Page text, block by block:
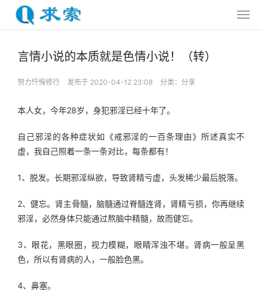
言情小说的本质就是色情小说！（转）
努力忏悔修行 发布于 2020-04-12 23:08 分类： 分享
本人女，今年28岁，身犯邪淫已经十年了。
自己邪淫的各种症状如《戒邪淫的一百条理由》所述真实不
虚，我自己照着一条一条对比，每条都有！
1、脱发。长期邪淫纵欲，导致肾精亏虚，头发稀少最后脱落。
2、健忘。肾主骨髓，脑髓通过脊髓连肾，肾精亏损，你再继续
邪淫，必然身体只能通过熬脑中精髓，故而健忘。
3、眼花，黑眼圈，视力模糊，眼睛浑浊不堪。肾病一般呈黑
色，所以有肾病的人，一般脸色黑。
4、鼻塞。